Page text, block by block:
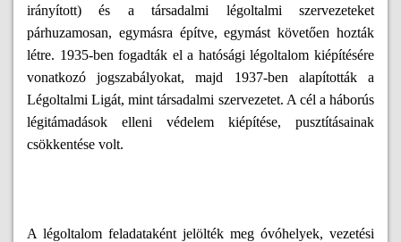
irányított) és a társadalmi légoltalmi szervezeteket
párhuzamosan, egymásra építve, egymást követően hozták
létre. 1935-ben fogadták el a hatósági légoltalom kiépítésére
vonatkozó jogszabályokat, majd 1937-ben alapították a
Légoltalmi Ligát, mint társadalmi szervezetet. A cél a háborús
légitámadások elleni védelem kiépítése, pusztításainak
csökkentése volt.
A légoltalom feladataként jelölték meg óvóhelyek, vezetési